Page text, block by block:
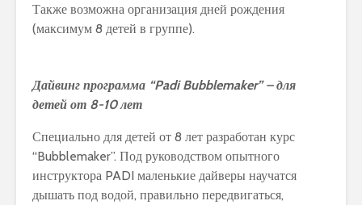
Также возможна организация дней рождения
(максимум 8 детей в группе).
Дайвинг программа “Padi Bubblemaker” – для
детей от 8-10 лет
Специально для детей от 8 лет разработан курс
“Bubblemaker”. Под руководством опытного
инструктора PADI маленькие дайверы научатся
дышать под водой, правильно передвигаться,